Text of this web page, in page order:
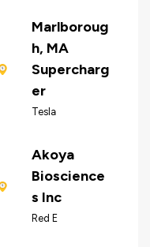
Marlboroug
h, MA
Supercharg
er
Tesla
Akoya
Bioscience
s Inc
Red E